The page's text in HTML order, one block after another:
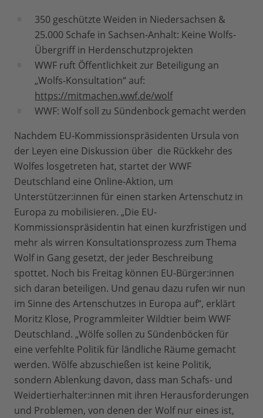
350 geschützte Weiden in Niedersachsen &
25.000 Schafe in Sachsen-Anhalt: Keine Wolfs-
Übergriff in Herdenschutzprojekten
WWF ruft Öffentlichkeit zur Beteiligung an
„Wolfs-Konsultation“ auf:
https://mitmachen.wwf.de/wolf
WWF: Wolf soll zu Sündenbock gemacht werden
Nachdem EU-Kommissionspräsidenten Ursula von
der Leyen eine Diskussion über die Rückkehr des
Wolfes losgetreten hat, startet der WWF
Deutschland eine Online-Aktion, um
Unterstützer:innen für einen starken Artenschutz in
Europa zu mobilisieren. „Die EU-
Kommissionspräsidentin hat einen kurzfristigen und
mehr als wirren Konsultationsprozess zum Thema
Wolf in Gang gesetzt, der jeder Beschreibung
spottet. Noch bis Freitag können EU-Bürger:innen
sich daran beteiligen. Und genau dazu rufen wir nun
im Sinne des Artenschutzes in Europa auf“, erklärt
Moritz Klose, Programmleiter Wildtier beim WWF
Deutschland. „Wölfe sollen zu Sündenböcken für
eine verfehlte Politik für ländliche Räume gemacht
werden. Wölfe abzuschießen ist keine Politik,
sondern Ablenkung davon, dass man Schafs- und
Weidertierhalter:innen mit ihren Herausforderungen
und Problemen, von denen der Wolf nur eines ist,